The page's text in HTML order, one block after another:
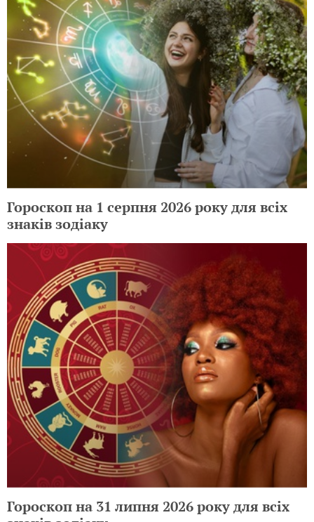
Гороскоп на 1 серпня 2026 року для всіх
знаків зодіаку
Гороскоп на 31 липня 2026 року для всіх